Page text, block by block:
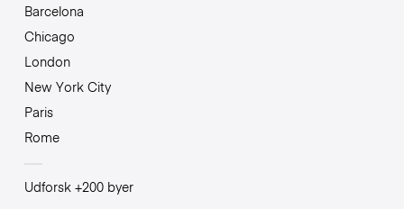
Barcelona
Chicago
London
New York City
Paris
Rome
Udforsk +200 byer